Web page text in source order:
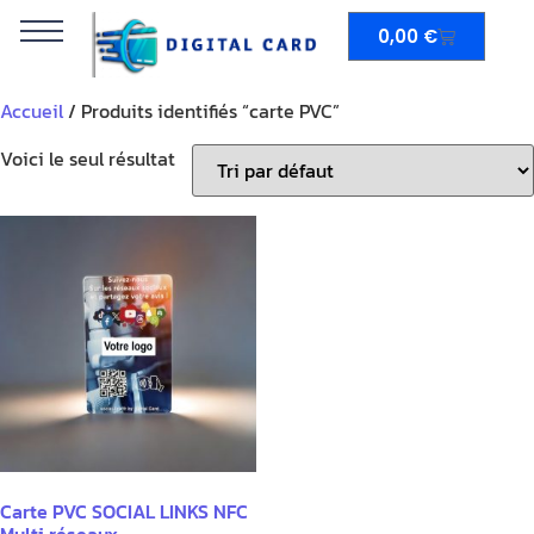
0,00 €
Accueil/ Produits identifiés “carte PVC”
Voici le seul résultat
Carte PVC SOCIAL LINKS NFC